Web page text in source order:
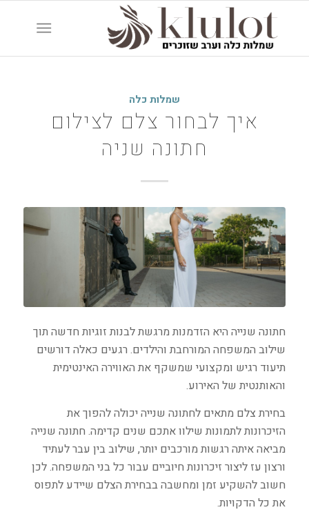
שמלות כלה
איך לבחור צלם לצילום
חתונה שניה
חתונה שנייה היא הזדמנות מרגשת לבנות זוגיות חדשה תוך
שילוב המשפחה המורחבת והילדים. רגעים כאלה דורשים
תיעוד רגיש ומקצועי שמשקף את האווירה האינטימית
והאותנטית של האירוע.
בחירת צלם מתאים לחתונה שנייה יכולה להפוך את
הזיכרונות לתמונות שילוו אתכם שנים קדימה. חתונה שנייה
מביאה איתה רגשות מורכבים יותר, שילוב בין עבר לעתיד
ורצון עז ליצור זיכרונות חיוביים עבור כל בני המשפחה. לכן
חשוב להשקיע זמן ומחשבה בבחירת הצלם שיידע לתפוס
את כל הדקויות.